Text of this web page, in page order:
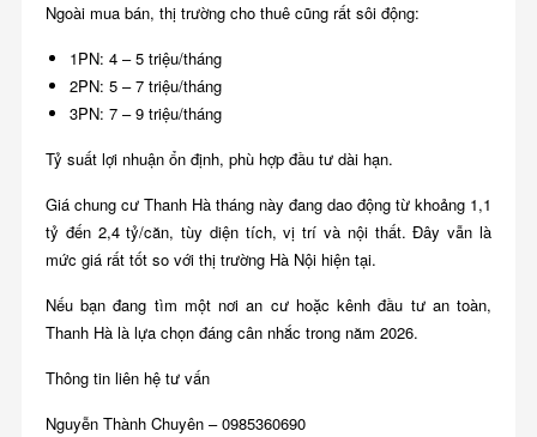
Ngoài mua bán, thị trường cho thuê cũng rất sôi động:
1PN: 4 – 5 triệu/tháng
2PN: 5 – 7 triệu/tháng
3PN: 7 – 9 triệu/tháng
Tỷ suất lợi nhuận ổn định, phù hợp đầu tư dài hạn.
Giá chung cư Thanh Hà tháng này đang dao động từ khoảng 1,1
tỷ đến 2,4 tỷ/căn, tùy diện tích, vị trí và nội thất. Đây vẫn là
mức giá rất tốt so với thị trường Hà Nội hiện tại.
Nếu bạn đang tìm một nơi an cư hoặc kênh đầu tư an toàn,
Thanh Hà là lựa chọn đáng cân nhắc trong năm 2026.
Thông tin liên hệ tư vấn
Nguyễn Thành Chuyên – 0985360690